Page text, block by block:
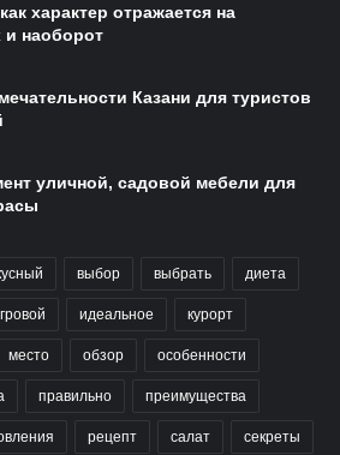
характер отражается на
наоборот
Казани для туристов
уличной, садовой мебели для
выбор выбрать диета
идеальное курорт
место обзор особенности
правильно преимущества
рецепт салат секреты